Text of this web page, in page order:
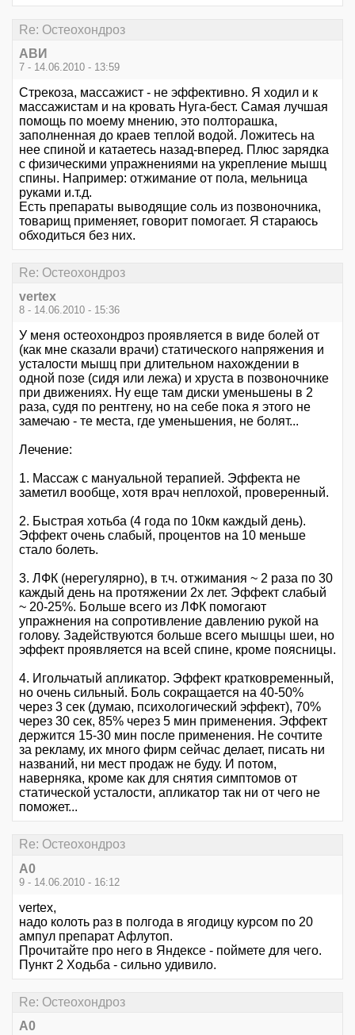
Re: Остеохондроз
АВИ
7 - 14.06.2010 - 13:59
Стрекоза, массажист - не эффективно. Я ходил и к
массажистам и на кровать Нуга-бест. Самая лучшая
помощь по моему мнению, это полторашка,
заполненная до краев теплой водой. Ложитесь на
нее спиной и катаетесь назад-вперед. Плюс зарядка
с физическими упражнениями на укрепление мышц
спины. Например: отжимание от пола, мельница
руками и.т.д.
Есть препараты выводящие соль из позвоночника,
товарищ применяет, говорит помогает. Я стараюсь
обходиться без них.
Re: Остеохондроз
vertex
8 - 14.06.2010 - 15:36
У меня остеохондроз проявляется в виде болей от
(как мне сказали врачи) статического напряжения и
усталости мышц при длительном нахождении в
одной позе (сидя или лежа) и хруста в позвоночнике
при движениях. Ну еще там диски уменьшены в 2
раза, судя по рентгену, но на себе пока я этого не
замечаю - те места, где уменьшения, не болят...
Лечение:
1. Массаж с мануальной терапией. Эффекта не
заметил вообще, хотя врач неплохой, проверенный.
2. Быстрая хотьба (4 года по 10км каждый день).
Эффект очень слабый, процентов на 10 меньше
стало болеть.
3. ЛФК (нерегулярно), в т.ч. отжимания ~ 2 раза по 30
каждый день на протяжении 2х лет. Эффект слабый
~ 20-25%. Больше всего из ЛФК помогают
упражнения на сопротивление давлению рукой на
голову. Задействуются больше всего мышцы шеи, но
эффект проявляется на всей спине, кроме поясницы.
4. Игольчатый апликатор. Эффект кратковременный,
но очень сильный. Боль сокращается на 40-50%
через 3 сек (думаю, психологический эффект), 70%
через 30 сек, 85% через 5 мин применения. Эффект
держится 15-30 мин после применения. Не сочтите
за рекламу, их много фирм сейчас делает, писать ни
названий, ни мест продаж не буду. И потом,
наверняка, кроме как для снятия симптомов от
статической усталости, апликатор так ни от чего не
поможет...
Re: Остеохондроз
А0
9 - 14.06.2010 - 16:12
vertex,
надо колоть раз в полгода в ягодицу курсом по 20
ампул препарат Афлутоп.
Прочитайте про него в Яндексе - поймете для чего.
Пункт 2 Ходьба - сильно удивило.
Re: Остеохондроз
А0